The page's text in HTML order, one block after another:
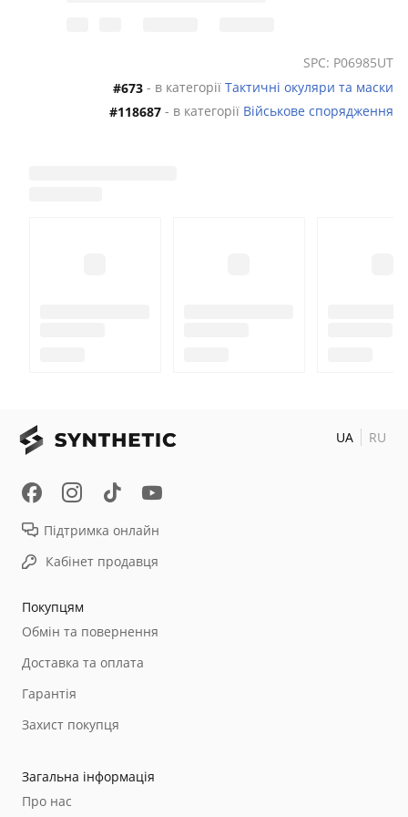
SPC: P06985UT
#673 - в категорії Тактичні окуляри та маски
#118687 - в категорії Військове спорядження
Покупцям
Обмін та повернення
Доставка та оплата
Гарантія
Захист покупця
Загальна інформація
Про нас
Підтримка онлайн
Кабінет продавця
UA RU